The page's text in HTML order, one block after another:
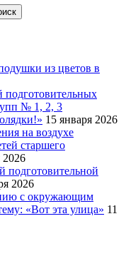
из цветов в
подготовительных
№ 1, 2, 3
15 января 2026
на воздухе
старшего
2026
подготовительной
2026
с окружающим
«Вот эта улица» 11